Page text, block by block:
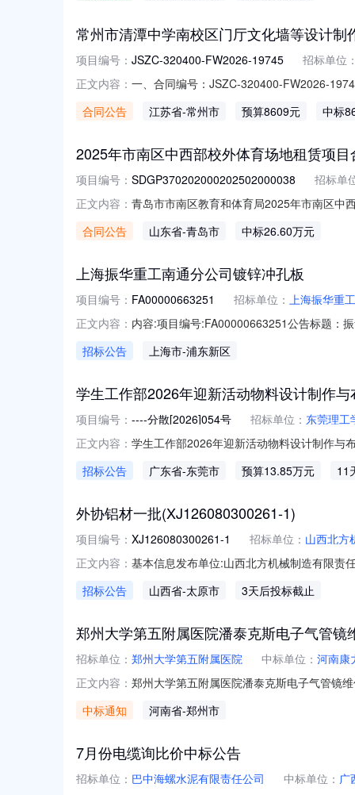
常州市清潭中学南校区门厅文化墙等设计制
项目编号： JSZC-320400-FW2026-19745
招标单位
正文内容： 一、合同编号：JSZC-320400-FW2026-
主要标的信息：项目名称：南校区门厅文
合同公告 江苏省-常州市 预算8609元 中标
2025年市南区中西部校外体育场地租赁项
项目编号： SDGP370202000202502000038
招标单
正文内容： 青岛市市南区教育和体育局2025年市南区中
体育局地址：青岛市市南区宁夏路286号联
合同公告 山东省-青岛市 中标26.60万元
上海振华重工南通分公司镀锌冲孔板
项目编号： FA00000663251 招标单位： 上海振华重
正文内容： 内容:项目编号:FA00000663251公告标题：
套件1002001462DPW秘鲁Callao3台轮胎
招标公告 上海市-浦东新区
学生工作部2026年迎新活动物料设计制作
项目编号： ----分散[2026]054号 招标单位： 东莞理工
正文内容： 学生工作部2026年迎新活动物料设计制作与
购编号：----分散[2026]054号三、采购预算
招标公告 广东省-东莞市 预算13.85万元 11
外协铝材一批(XJ126080300261-1)
项目编号： XJ126080300261-1 招标单位： 山西北方
正文内容： 基本信息发布单位:山西北方机械制造有限责
2026-08-1109:20:00
招标公告 山西省-太原市 3天后投标截止
郑州大学第五附属医院潘泰克斯电子气管
招标单位： 郑州大学第五附属医院 中标单位： 河南康
正文内容： 郑州大学第五附属医院潘泰克斯电子气管镜
质疑函接受确认日期作为受理时间。逾期
中标通知 河南省-郑州市
7月份电缆询比价中标公告
招标单位： 巴中海螺水泥有限责任公司 中标单位： 广